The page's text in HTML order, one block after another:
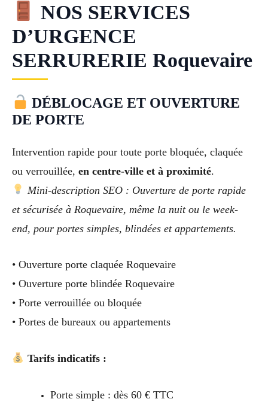
NOS SERVICES
D’URGENCE
SERRURERIE Roquevaire
DÉBLOCAGE ET OUVERTURE
DE PORTE
Intervention rapide pour toute porte bloquée, claquée
ou verrouillée, en centre-ville et à proximité.
Mini-description SEO : Ouverture de porte rapide
et sécurisée à Roquevaire, même la nuit ou le week-
end, pour portes simples, blindées et appartements.
• Ouverture porte claquée Roquevaire
• Ouverture porte blindée Roquevaire
• Porte verrouillée ou bloquée
• Portes de bureaux ou appartements
Tarifs indicatifs :
Porte simple : dès 60 € TTC